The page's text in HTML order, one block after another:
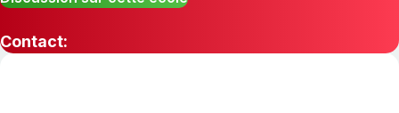
Contact: